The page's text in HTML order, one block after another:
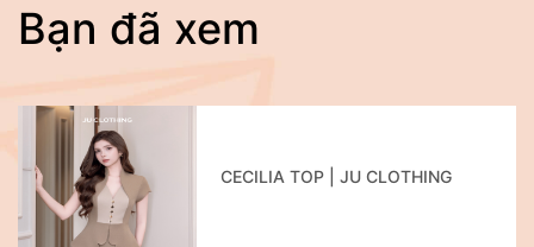
Bạn đã xem
CECILIA TOP | JU CLOTHING